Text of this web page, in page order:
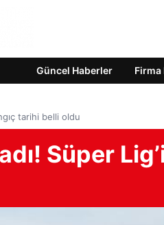
Güncel Haberler Firma
tarihi belli oldu
Süper